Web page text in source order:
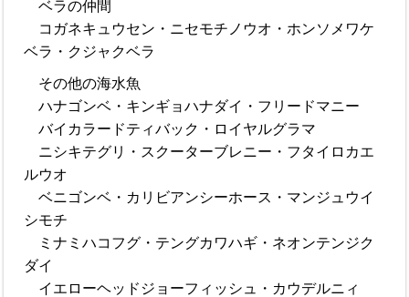
ベラの仲間
コガネキュウセン・ニセモチノウオ・ホンソメワケ
ベラ・クジャクベラ
その他の海水魚
ハナゴンベ・キンギョハナダイ・フリードマニー
バイカラードティバック・ロイヤルグラマ
ニシキテグリ・スクーターブレニー・フタイロカエ
ルウオ
ベニゴンベ・カリビアンシーホース・マンジュウイ
シモチ
ミナミハコフグ・テングカワハギ・ネオンテンジク
ダイ
イエローヘッドジョーフィッシュ・カウデルニィ